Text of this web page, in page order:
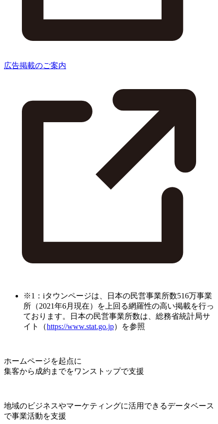
広告掲載のご案内
※1：iタウンページは、日本の民営事業所数516万事業
所（2021年6月現在）を上回る網羅性の高い掲載を行っ
ております。日本の民営事業所数は、総務省統計局サ
イト（https://www.stat.go.jp）を参照
ホームページを起点に
集客から成約までをワンストップで支援
地域のビジネスやマーケティングに活用できるデータベース
で事業活動を支援